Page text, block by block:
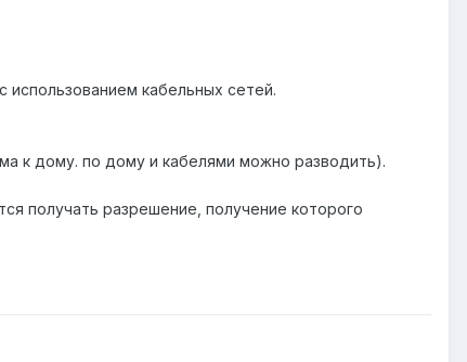
кабельных сетей.
к дому. по дому и кабелями можно разводить).
получать разрешение, получение которого